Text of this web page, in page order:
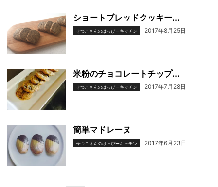
ショートブレッドクッキー...
せつこさんのはっぴーキッチン 2017年8月25日
米粉のチョコレートチップ...
せつこさんのはっぴーキッチン 2017年7月28日
簡単マドレーヌ
せつこさんのはっぴーキッチン 2017年6月23日